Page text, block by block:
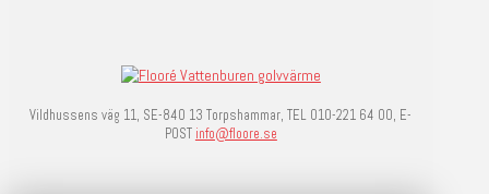
Vildhussens väg 11, SE-840 13 Torpshammar, TEL 010-221 64 00, E-
POST info@floore.se